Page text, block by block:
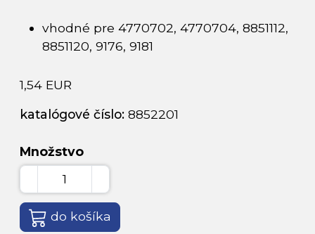
vhodné pre 4770702, 4770704, 8851112,
8851120, 9176, 9181
1,54 EUR
katalógové číslo: 8852201
Množstvo
do košíka